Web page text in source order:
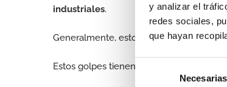
y analizar el
redes sociales,
que hayan
Selección
Necesarias
industriales.
Generalmente, estos golpes son
Estos golpes tienen especial incidencia